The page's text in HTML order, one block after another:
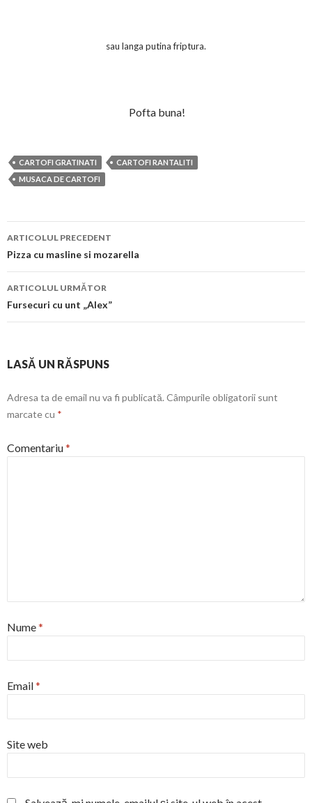
sau langa putina friptura.
Pofta buna!
CARTOFI GRATINATI
CARTOFI RANTALITI
MUSACA DE CARTOFI
Navigare
în
articol
ARTICOLUL PRECEDENT
Pizza cu masline si mozarella
ARTICOLUL URMĂTOR
Fursecuri cu unt „Alex”
LASĂ UN RĂSPUNS
Adresa ta de email nu va fi publicată. Câmpurile obligatorii sunt
marcate cu *
Comentariu*
Nume*
Email*
Site web